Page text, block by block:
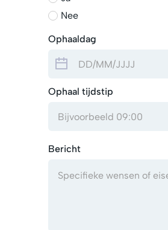
Nee
Ophaaldag
Ophaal tijdstip
Bericht